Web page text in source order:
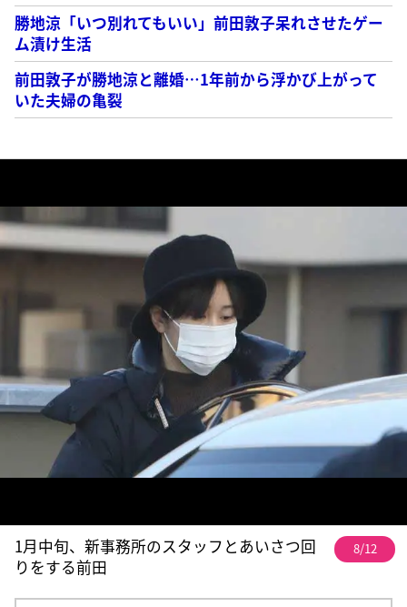
勝地涼「いつ別れてもいい」前田敦子呆れさせたゲー
ム漬け生活
前田敦子が勝地涼と離婚…1年前から浮かび上がって
いた夫婦の亀裂
1月中旬、新事務所のスタッフとあいさつ回
りをする前田
8/12